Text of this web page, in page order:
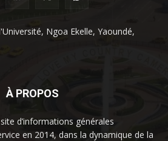
Ngoa Ekelle, Yaoundé,
À PROPOS
d’informations générales
en 2014, dans la dynamique de la